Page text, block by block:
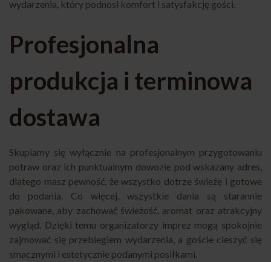
wydarzenia, który podnosi komfort i satysfakcję gości.
Profesjonalna
produkcja i terminowa
dostawa
Skupiamy się wyłącznie na profesjonalnym przygotowaniu
potraw oraz ich punktualnym dowozie pod wskazany adres,
dlatego masz pewność, że wszystko dotrze świeże i gotowe
do podania. Co więcej, wszystkie dania są starannie
pakowane, aby zachować świeżość, aromat oraz atrakcyjny
wygląd. Dzięki temu organizatorzy imprez mogą spokojnie
zajmować się przebiegiem wydarzenia, a goście cieszyć się
smacznymi i estetycznie podanymi posiłkami.